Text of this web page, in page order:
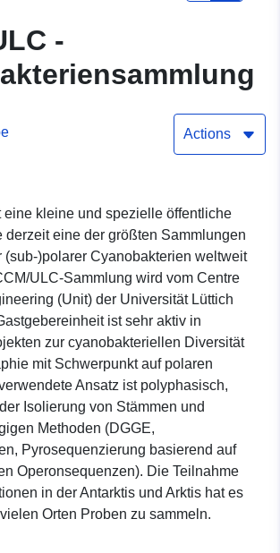
-
Actions
eine kleine und spezielle öffentliche
derzeit eine der größten Sammlungen
(sub-)polarer Cyanobakterien weltweit
ULC-Sammlung wird vom Centre
(Unit) der Universität Lüttich
ist sehr aktiv in
zur cyanobakteriellen Diversität
mit Schwerpunkt auf polaren
Ansatz ist polyphasisch,
Isolierung von Stämmen und
Methoden (DGGE,
Pyrosequenzierung basierend auf
Operonsequenzen). Die Teilnahme
in der Antarktis und Arktis hat es
Orten Proben zu sammeln.